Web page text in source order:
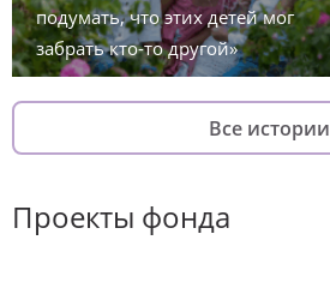
подумать, что этих детей мог
забрать кто-то другой»
Все истории
Проекты фонда